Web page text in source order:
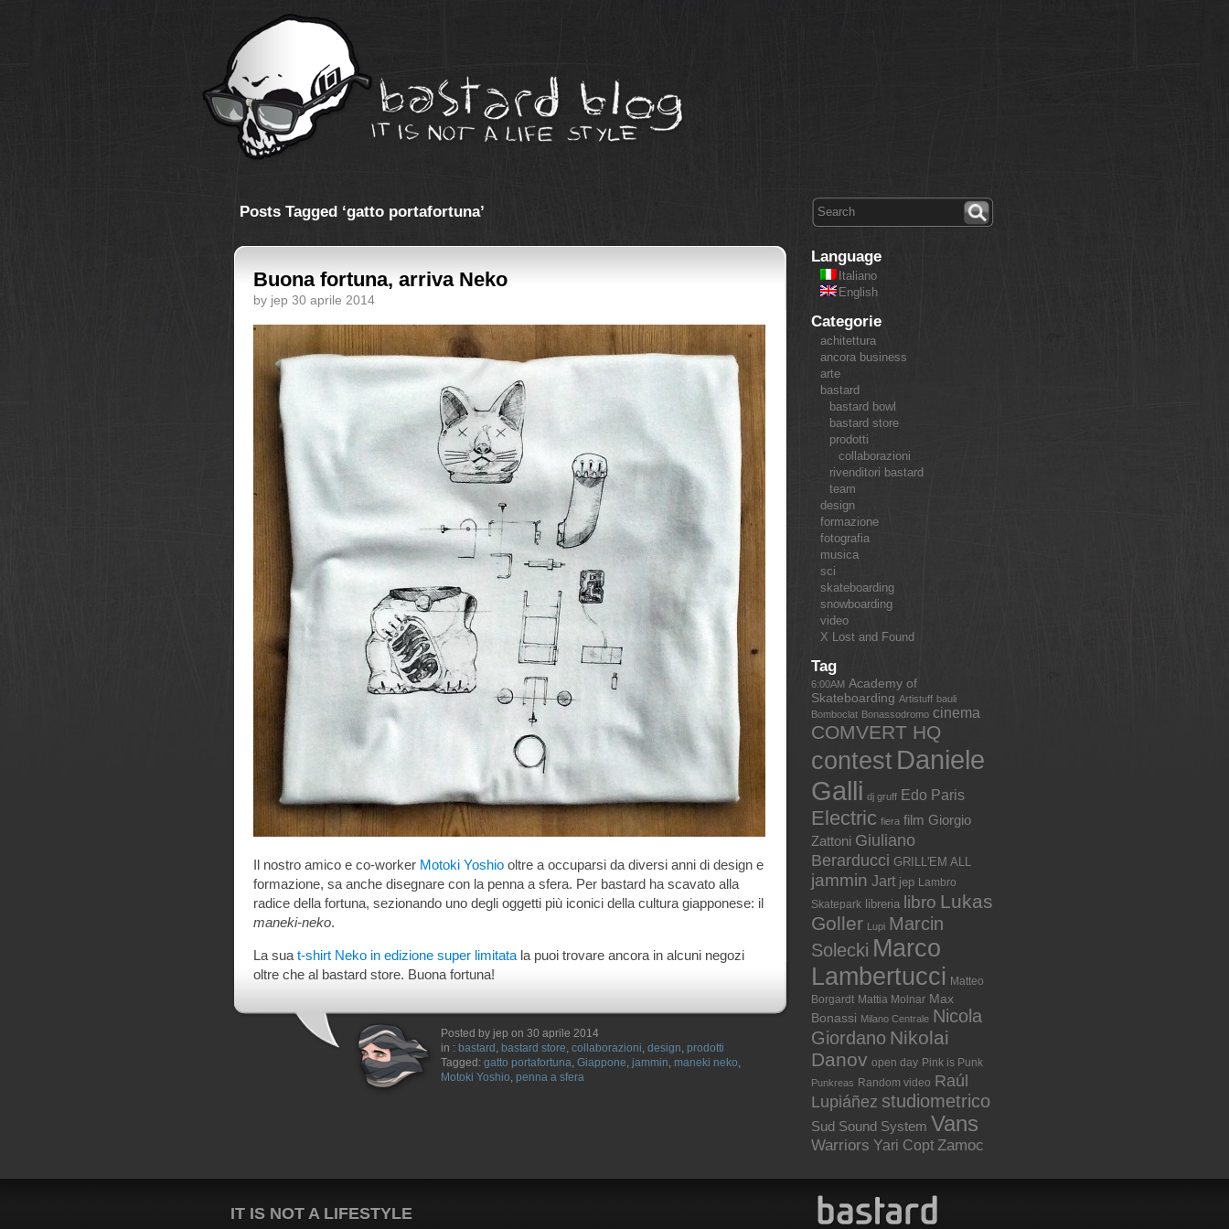
Posts Tagged ‘gatto portafortuna’
Buona fortuna, arriva Neko
by jep 30 aprile 2014
Il nostro amico e co-worker Motoki Yoshio oltre a occuparsi da diversi anni di design e
formazione, sa anche disegnare con la penna a sfera. Per bastard ha scavato alla
radice della fortuna, sezionando uno degli oggetti più iconici della cultura giapponese: il
maneki-neko.
La sua t-shirt Neko in edizione super limitata la puoi trovare ancora in alcuni negozi
oltre che al bastard store. Buona fortuna!
Posted by jep on 30 aprile 2014
in : bastard , bastard store, collaborazioni, design, prodotti
Tagged: gatto portafortuna, Giappone, jammin, maneki neko,
Motoki Yoshio, penna a sfera
Language
Italiano
English
Categorie
achitettura
ancora business
arte
bastard
bastard bowl
bastard store
prodotti
collaborazioni
rivenditori bastard
team
design
formazione
fotografia
musica
sci
skateboarding
snowboarding
video
X Lost and Found
Tag
6:00AM Academy of
Skateboarding Artistuff bauli
Bomboclat Bonassodromo cinema
COMVERT HQ
contest Daniele
Galli dj gruff Edo Paris
Electric fiera film Giorgio
Zattoni Giuliano
Berarducci GRILL'EM ALL
jammin Jart jep Lambro
Skatepark libreria libro Lukas
Goller Lupi Marcin
Solecki Marco
Lambertucci Matteo
Borgardt Mattia Molnar Max
Bonassi Milano Centrale Nicola
Giordano Nikolai
Danov open day Pink is Punk
Punkreas Random video Raúl
Lupiáñez studiometrico
Sud Sound System Vans
Warriors Yari Copt Zamoc
IT IS NOT A LIFESTYLE